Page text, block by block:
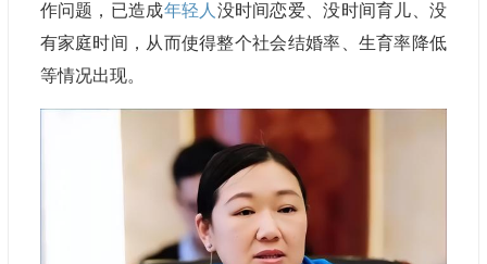
作问题，已造成年轻人 没时间恋爱、没时间育儿、没
有家庭时间，从而使得整个社会结婚率、生育率降低
等情况出现。